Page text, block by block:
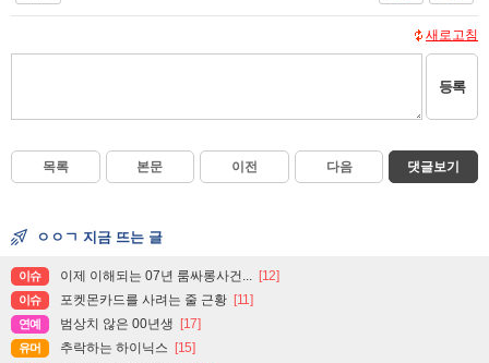
새로고침
등록
목록 본문 이전 다음 댓글보기
ㅇㅇㄱ 지금 뜨는 글
이슈 이제 이해되는 07년 룸싸롱사건... [12]
이슈 포켓몬카드를 사려는 줄 근황 [11]
연예 범상치 않은 00년생 [17]
유머 추락하는 하이닉스 [15]